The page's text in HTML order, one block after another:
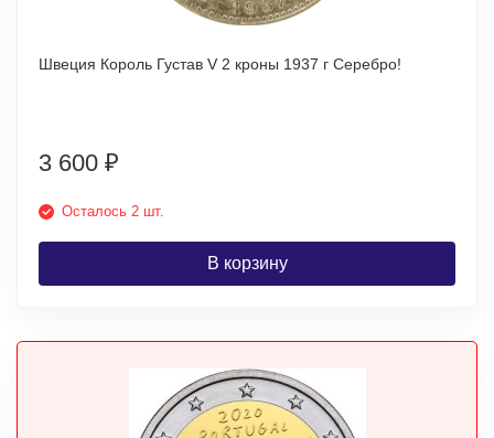
Швеция Король Густав V 2 кроны 1937 г Серебро!
3 600 ₽
Осталось 2 шт.
В корзину